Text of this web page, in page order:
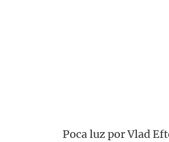
Poca luz por Vlad